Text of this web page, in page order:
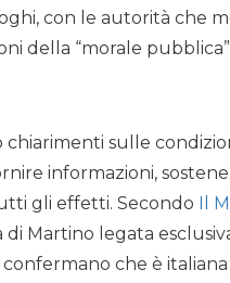
con le autorità che
della “morale
chiarimenti sulle
informazioni,
gli effetti. Secondo
Il
di Martino legata
che è